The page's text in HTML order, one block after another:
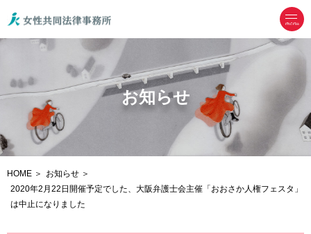
menu
お知らせ
HOME
お知らせ
2020年2月22日開催予定でした、大阪弁護士会主催「おおさか人権フェスタ」
は中止になりました